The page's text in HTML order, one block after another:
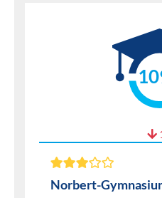
Norbert-